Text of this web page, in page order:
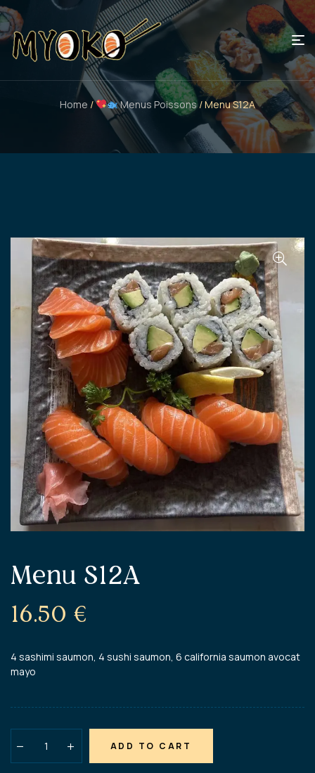
Home / Menus Poissons/ Menu S12A
Menu S12A
16.50 €
4 sashimi saumon, 4 sushi saumon, 6 california saumon avocat
mayo
ADD TO CART